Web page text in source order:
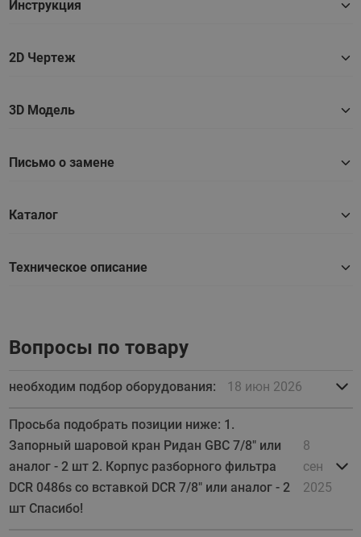
Инструкция
2D Чертеж
3D Модель
Письмо о замене
Каталог
Техническое описание
Вопросы по товару
необходим подбор оборудования: 18 июн 2026
Просьба подобрать позиции ниже: 1.
Запорный шаровой кран Ридан GBC 7/8" или
аналог - 2 шт 2. Корпус разборного фильтра
DCR 0486s со вставкой DCR 7/8" или аналог - 2
шт Спасибо!
8
сен
2025